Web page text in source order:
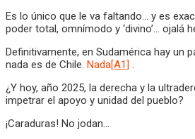
Es lo único que le va faltando… y es
poder total, omnímodo y ‘divino’… ojalá
Definitivamente, en Sudamérica hay un
nada es de Chile. Nada[A1] .
¿Y hoy, año 2025, la derecha y la
impetrar el apoyo y unidad del pueblo?
¡Caraduras! No jodan…